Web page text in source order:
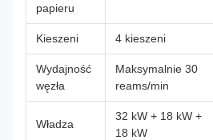
papieru
Kieszeni 4 kieszeni
Wydajność
węzła
Maksymalnie 30
reams/min
Władza
32 kW + 18 kW +
18 kW